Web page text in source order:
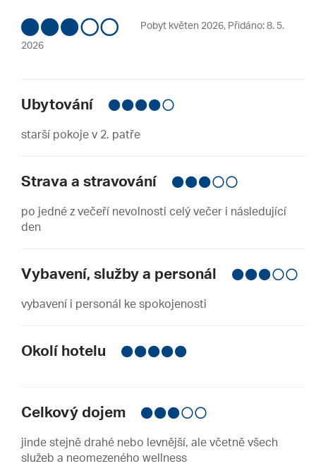
Pobyt květen 2026, Přidáno: 8. 5.
2026
Ubytování
starší pokoje v 2. patře
Strava a stravování
po jedné z večeří nevolnosti celý večer i následující
den
Vybavení, služby a personál
vybavení i personál ke spokojenosti
Okolí hotelu
Celkový dojem
jinde stejně drahé nebo levnější, ale včetně všech
služeb a neomezeného wellness